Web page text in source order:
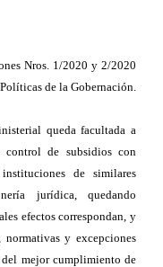
Nros. 1/2020 y 2/2020
de la Gobernación.
queda facultada a
control de subsidios con
de similares
jurídica, quedando
efectos correspondan, y
normativas y excepciones
del mejor cumplimiento de